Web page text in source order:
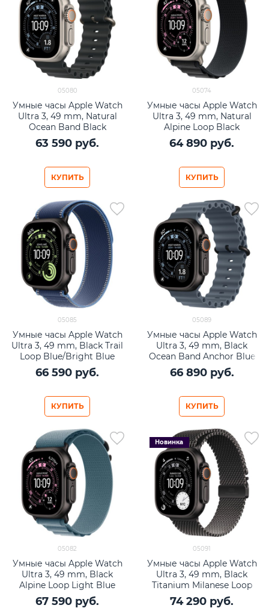
05080
Умные часы Apple Watch
Ultra 3, 49 mm, Natural
Ocean Band Black
63 590 руб.
КУПИТЬ
05074
Умные часы Apple Watch
Ultra 3, 49 mm, Natural
Alpine Loop Black
64 890 руб.
КУПИТЬ
05085
Умные часы Apple Watch
Ultra 3, 49 mm, Black Trail
Loop Blue/Bright Blue
66 590 руб.
КУПИТЬ
05089
Умные часы Apple Watch
Ultra 3, 49 mm, Black
Ocean Band Anchor Blue
66 890 руб.
КУПИТЬ
05082
Умные часы Apple Watch
Ultra 3, 49 mm, Black
Alpine Loop Light Blue
67 590 руб.
Новинка
05091
Умные часы Apple Watch
Ultra 3, 49 mm, Black
Titanium Milanese Loop
74 290 руб.